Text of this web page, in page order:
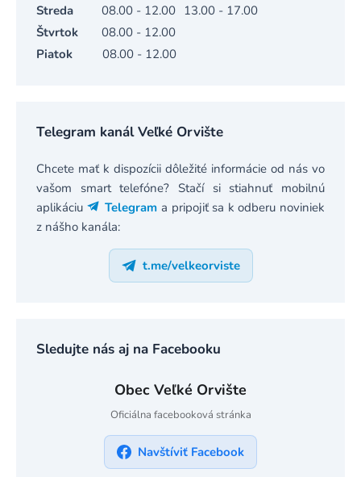
Streda
08.00 - 12.00 13.00 - 17.00
Štvrtok
08.00 - 12.00
Piatok
08.00 - 12.00
Telegram kanál Veľké Orvište
Chcete mať k dispozícii dôležité informácie od nás vo
vašom smart telefóne? Stačí si stiahnuť mobilnú
aplikáciu
Telegram a pripojiť sa k odberu noviniek
z nášho kanála:
t.me/velkeorviste
Sledujte nás aj na Facebooku
Obec Veľké Orvište
Oficiálna facebooková stránka
Navštíviť Facebook